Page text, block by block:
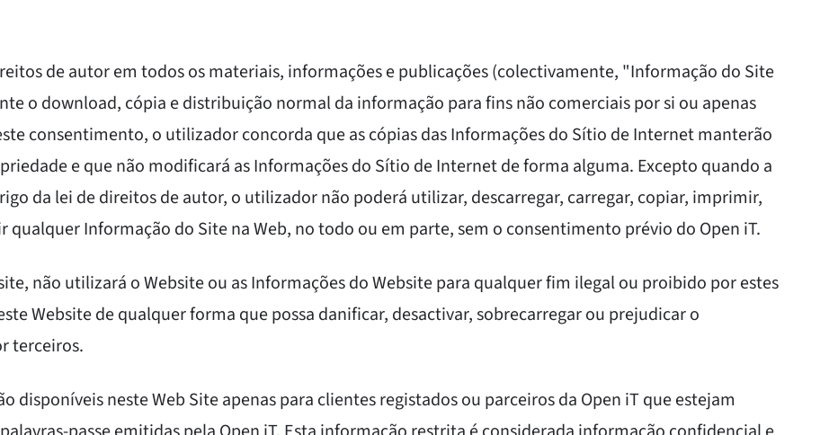
de autor em todos os materiais, informações e publicações (colectivamente, "Informação do Site
o download, cópia e distribuição normal da informação para fins não comerciais por si ou apenas
consentimento, o utilizador concorda que as cópias das Informações do Sítio de Internet manterão
e que não modificará as Informações do Sítio de Internet de forma alguma. Excepto quando a
da lei de direitos de autor, o utilizador não poderá utilizar, descarregar, carregar, copiar, imprimir,
Informação do Site na Web, no todo ou em parte, sem o consentimento prévio do Open iT.
não utilizará o Website ou as Informações do Website para qualquer fim ilegal ou proibido por estes
Website de qualquer forma que possa danificar, desactivar, sobrecarregar ou prejudicar o
terceiros.
disponíveis neste Web Site apenas para clientes registados ou parceiros da Open iT que estejam